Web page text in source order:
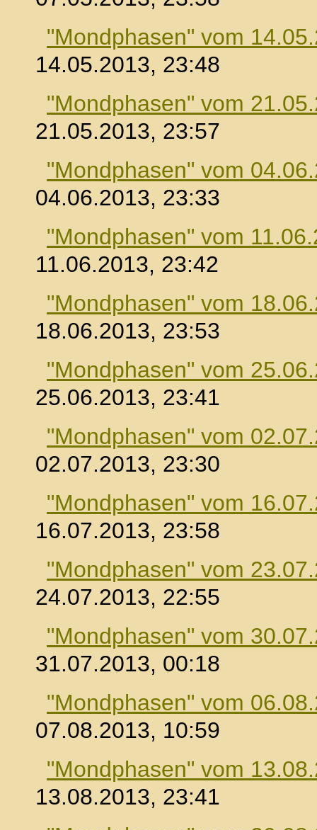
"Mondphasen" vom
14.05.2013, 23:48
"Mondphasen" vom
21.05.2013, 23:57
"Mondphasen" vom
04.06.2013, 23:33
"Mondphasen" vom
11.06.2013, 23:42
"Mondphasen" vom
18.06.2013, 23:53
"Mondphasen" vom
25.06.2013, 23:41
"Mondphasen" vom
02.07.2013, 23:30
"Mondphasen" vom
16.07.2013, 23:58
"Mondphasen" vom
24.07.2013, 22:55
"Mondphasen" vom
31.07.2013, 00:18
"Mondphasen" vom
07.08.2013, 10:59
"Mondphasen" vom
13.08.2013, 23:41